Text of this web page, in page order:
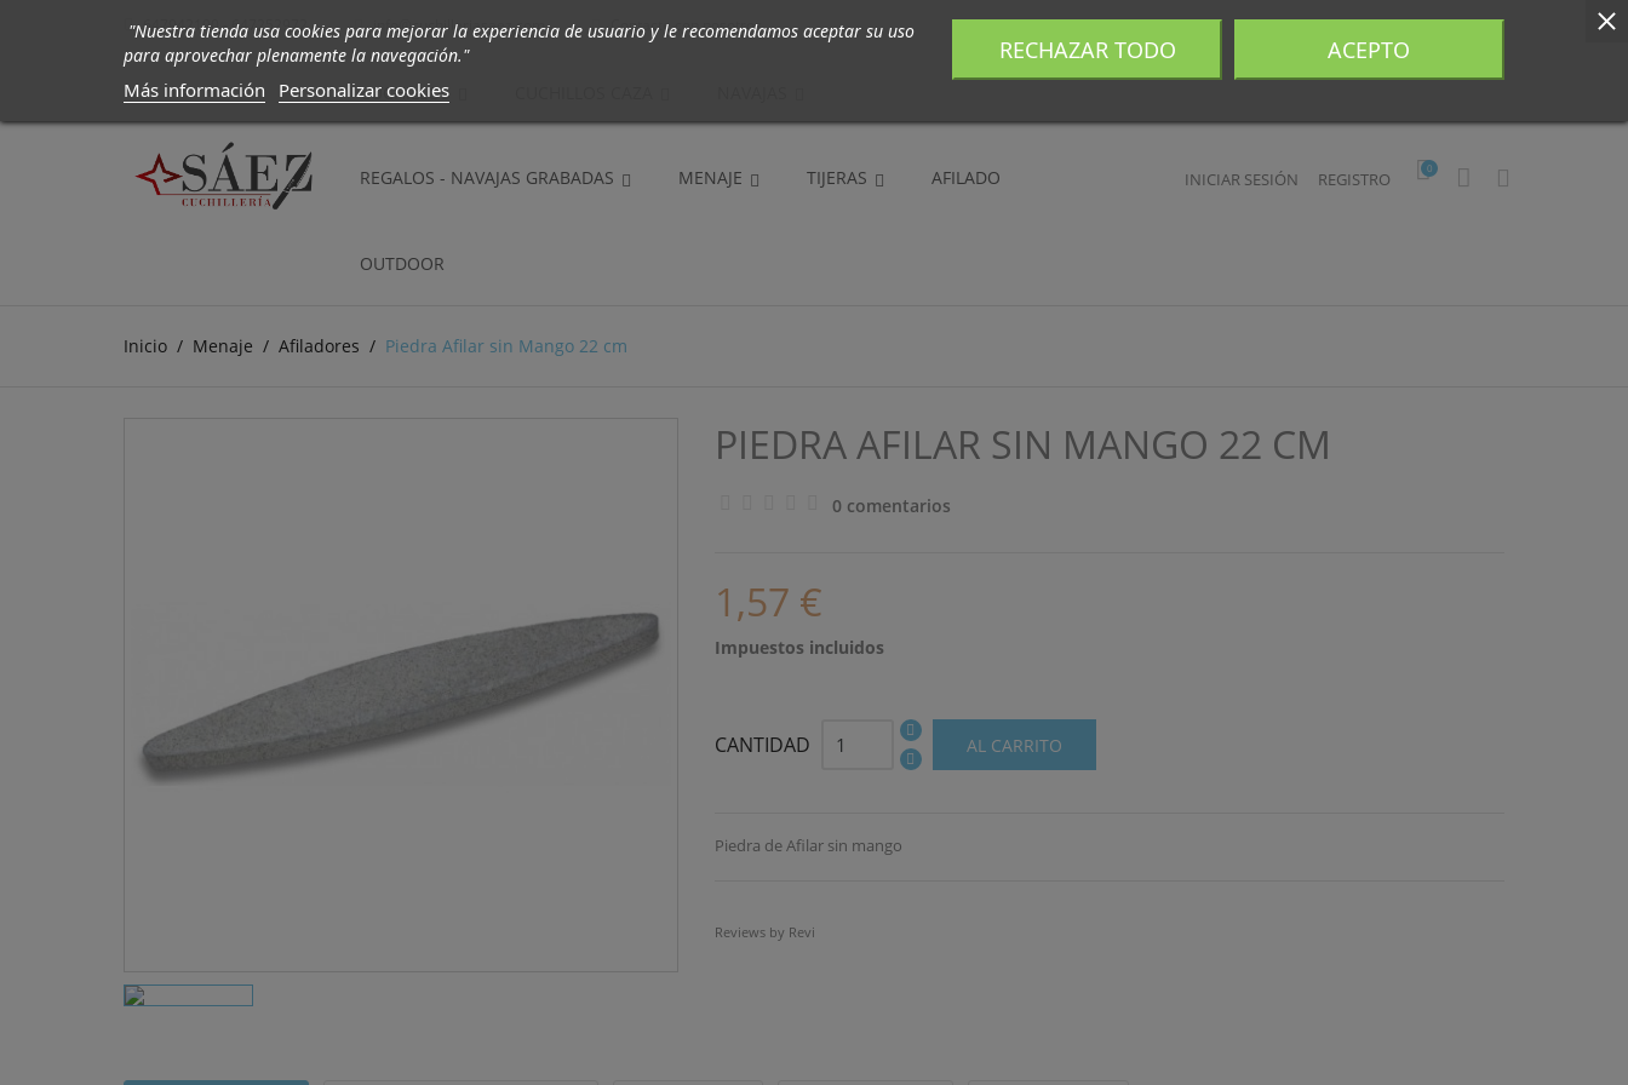
647942190 - 647252972  info@cuchilleriasaez.com  Contacte con nosotros
CUCHILLOS
REGALOS - NAVAJAS GRABADAS MENAJE TIJERAS AFILADO
OUTDOOR
INICIAR SESIÓN REGISTRO
0
Inicio Menaje Afiladores Piedra Afilar sin Mango 22 cm
PIEDRA AFILAR SIN MANGO 22 CM
0 comentarios
1,57 €
Impuestos incluidos
CANTIDAD AL CARRITO
Piedra de Afilar sin mango
Reviews by Revi
"Nuestra tienda usa cookies para mejorar la experiencia de usuario y le recomendamos aceptar su uso
para aprovechar plenamente la navegación."
Más información Personalizar cookies
RECHAZAR TODO ACEPTO